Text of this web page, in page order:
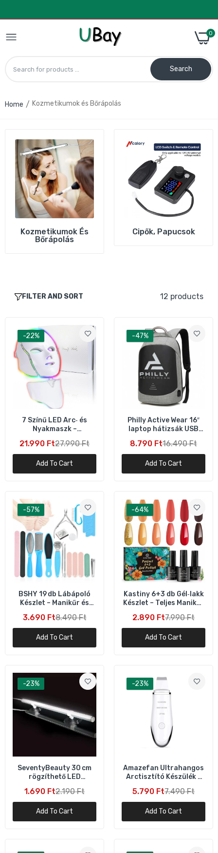
0
Search
21.990 Ft 27.990 Ft
Philly Active Wear 16″ laptop hátizsák USB
töltési lehetőséggel – szürke
8.790 Ft 16.490 Ft
BSHY 19 db Lábápoló Készlet – Manikűr és
Pedikűr Eszközök Tárolókkal
Manikűr Szett
SeventyBeauty 30 cm rögzíthető LED
kozmetikai tükör – asztali és fali
1.690 Ft
2.190 Ft
Amazefan Ultrahangos Arctisztító Készülék
– Mélytisztító Bőrápoló Spatula (Fehér)
5.790 Ft
7.490 Ft
– Elektromos Arcapoló Eszköz (Fekete)
5.990 Ft 9.990 Ft
Elektromos Arctisztító Kisállat
Formában – Kék
2.090 Ft
Fyearfly Fotonos és Melegítő
Arcmasszírozó Készülék – Zöld
Diozo Nano Meleg Gőzös Arcgőzölő 300 W –
6.990 Ft
Hidratáló Arcápoló Készülék
9.990 Ft
Puha Rózsaszín Sminkecset Készlet –
15‑Darabos, Tartóval
Home Kozmetikumok és Bőrápolás
Kozmetikumok És
Bőrápolás
Cipők, Papucsok
FILTER AND SORT 12 products
-22%
7 Színű LED Arc‑ és
Nyakmaszk –
Aknekezelő és
Bőrfiatalító Eszköz
21.990 Ft27.990 Ft
Add To Cart
-47%
Philly Active Wear 16″
laptop hátizsák USB
szürke
8.790 Ft16.490 Ft
Add To Cart
-57%
BSHY 19 db Lábápoló
Készlet – Manikűr és
Tárolókkal
3.690 Ft8.490 Ft
Add To Cart
-64%
Kastiny 6+3 db Gél‑lakk
Készlet – Teljes Manikűr
2.890 Ft7.990 Ft
Add To Cart
-23%
SeventyBeauty 30 cm
rögzíthető LED
asztali és fali
1.690 Ft2.190 Ft
Add To Cart
-23%
Amazefan Ultrahangos
Arctisztító Készülék –
Spatula (Fehér)
5.790 Ft7.490 Ft
Add To Cart